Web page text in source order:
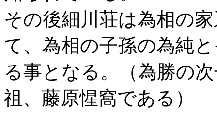
その後細川荘は為相の
て、為相の子孫の為純
る事となる。（為勝の
祖、藤原惺窩である）